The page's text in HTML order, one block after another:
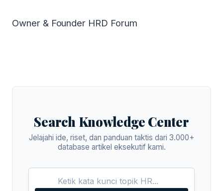
Owner & Founder HRD Forum
Search Knowledge Center
Jelajahi ide, riset, dan panduan taktis dari 3.000+
database artikel eksekutif kami.